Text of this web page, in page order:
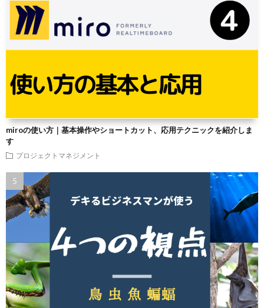
miroの使い方｜基本操作やショートカット、応用テクニックを紹介しま
す
プロジェクトマネジメント